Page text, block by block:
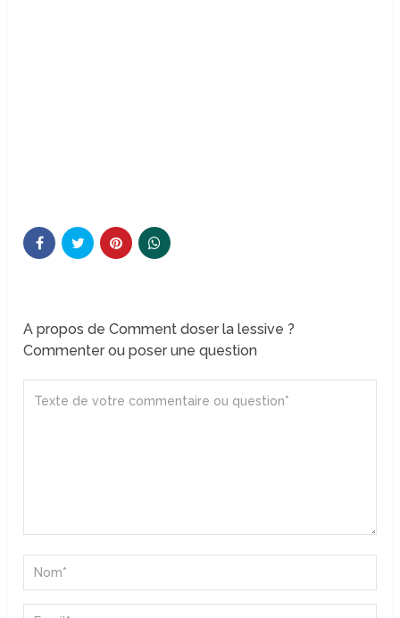
A propos de Comment doser la lessive ?
Commenter ou poser une question